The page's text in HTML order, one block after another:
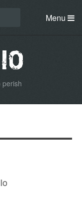
Menu
perish